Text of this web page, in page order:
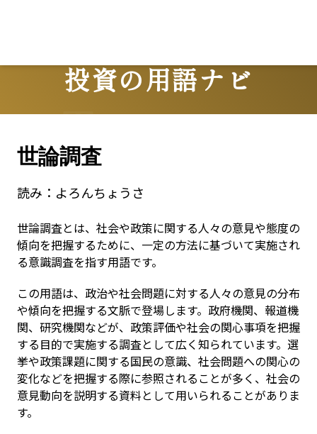
投資の用語ナビ
Terms
世論調査
読み： よろんちょうさ
世論調査とは、社会や政策に関する人々の意見や態度の
傾向を把握するために、一定の方法に基づいて実施され
る意識調査を指す用語です。
この用語は、政治や社会問題に対する人々の意見の分布
や傾向を把握する文脈で登場します。政府機関、報道機
関、研究機関などが、政策評価や社会の関心事項を把握
する目的で実施する調査として広く知られています。選
挙や政策課題に関する国民の意識、社会問題への関心の
変化などを把握する際に参照されることが多く、社会の
意見動向を説明する資料として用いられることがありま
す。